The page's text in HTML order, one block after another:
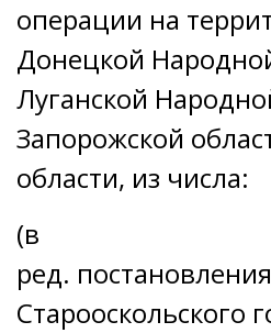
операции на
Донецкой
Луганской
Запорожской
области, из числа:
(в
ред. постановления
Старооскольского